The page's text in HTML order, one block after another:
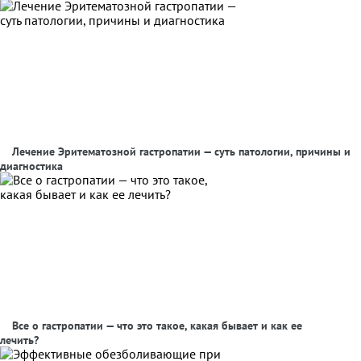
Лечение Эритематозной гастропатии — суть патологии, причины и
диагностика
Все о гастропатии — что это такое, какая бывает и как ее
лечить?